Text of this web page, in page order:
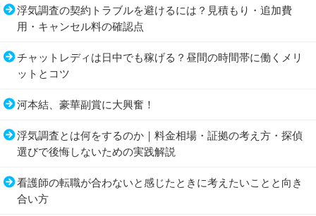
浮気調査の契約トラブルを避けるには？見積もり・追加費
用・キャンセル料の確認点
チャットレディは日中でも稼げる？昼間の時間帯に働くメリ
ットとコツ
河本結、豪華副賞に大興奮！
浮気調査とは何をするのか｜料金相場・証拠の考え方・探偵
選びで後悔しないための実践解説
看護師の転職が合わないと感じたときに考えたいことと向き
合い方